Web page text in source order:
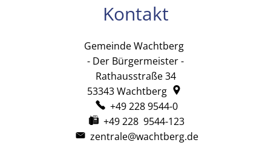
Kontakt
Gemeinde Wachtberg
- Der Bürgermeister -
Rathausstraße 34
53343Wachtberg
+49 228 9544-0
+49 228 9544-123
zentrale@wachtberg.de